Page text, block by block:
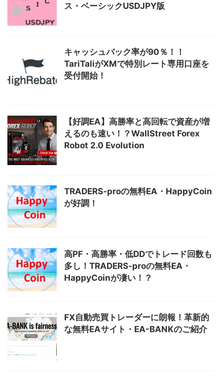
ス・ベーシックUSDJPY版
キャッシュバック率が90％！！
TariTaliがXMで特別レート専用口座を
受付開始！
【好調EA】高勝率と高回転で資産が増
えるのも速い！？WallStreet Forex
Robot 2.0 Evolution
TRADERS-proの無料EA・HappyCoin
が好調！
高PF・高勝率・低DDでトレード回数も
多し！TRADERS-proの無料EA・
HappyCoinが凄い！？
FX自動売買トレーダーに朗報！革新的
な無料EAサイト・EA-BANKのご紹介